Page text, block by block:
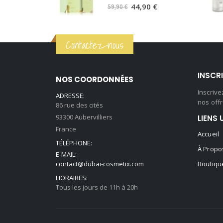
59,90 €.
44,90 €.
59,90€ Le
était :
59,90 €.
44,90 €Le
est :
Contactez-nous
NOS COORDONNÉES
ADRESSE:
86 rue des cités
93300 Aubervilliers
France
TÉLÉPHONE:
E-MAIL:
contact@dubai-cosmetix.com
HORAIRES:
Tous les jours de 11h à 20h
nos
LIENS
Accueil
À